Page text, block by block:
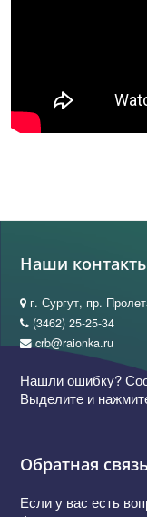
Наши
г. Сургут, пр.
(3462) 25-25-34
crb@raionka.ru
Нашли ошибку?
Выделите и
Обратная связь
Если у вас есть